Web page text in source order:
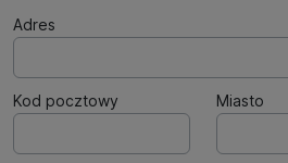
Adres
Kod pocztowy Miasto